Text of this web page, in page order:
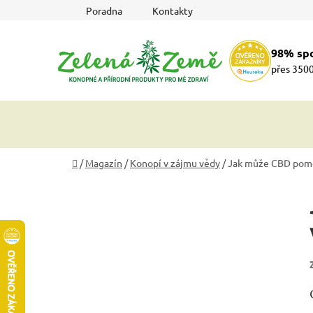
Poradna Kontakty
98%
přes
Domů
/ Magazín / Konopí v zájmu vědy /Jak může CBD